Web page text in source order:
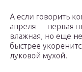
А если говорить
апреля — первая
влажная, но еще не
быстрее
луковой мухой.